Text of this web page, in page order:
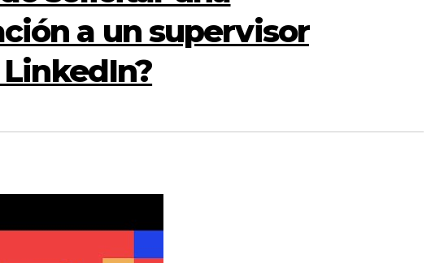
a un supervisor